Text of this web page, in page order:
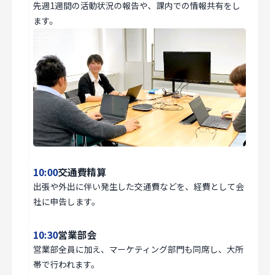
ダウンロード
スペシャルコンテンツ用語集採用情報
個人情報保護方針
サイトのご利用にあたって
サイトマップ
Follow Us
先週1週間の活動状況の報告や、課内での情報共有をし
ます。
10:00交通費精算
出張や外出に伴い発生した交通費などを、経費として会
社に申告します。
10:30営業部会
営業部全員に加え、マーケティング部門も同席し、大所
帯で行われます。